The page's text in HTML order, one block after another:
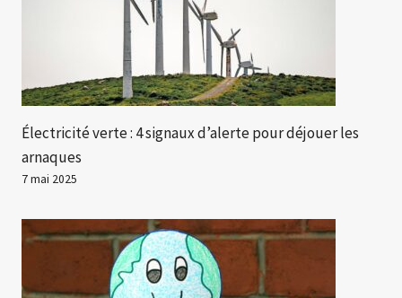
Électricité verte : 4 signaux d’alerte pour déjouer les
arnaques
7 mai 2025